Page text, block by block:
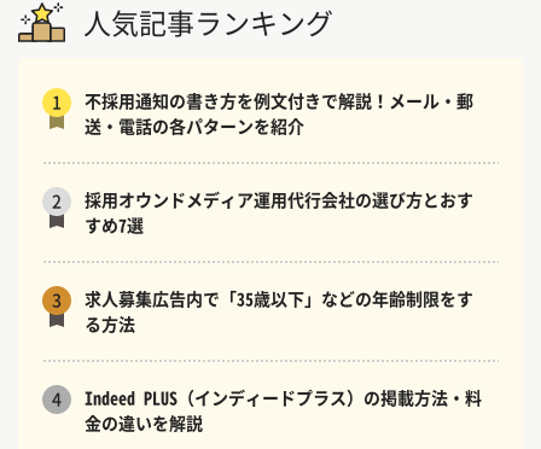
人気記事ランキング
1
不採用通知の書き方を例文付きで解説！メール・郵
送・電話の各パターンを紹介
2
採用オウンドメディア運用代行会社の選び方とおす
すめ7選
3
求人募集広告内で「35歳以下」などの年齢制限をす
る方法
4
Indeed PLUS（インディードプラス）の掲載方法・料
金の違いを解説